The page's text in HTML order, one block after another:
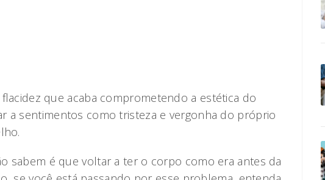
que acaba comprometendo a estética do
a sentimentos como tristeza e vergonha do próprio
sabem é que voltar a ter o corpo como era antes da